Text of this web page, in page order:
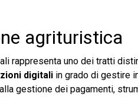
agrituristica
rappresenta uno dei tratti
digitali in grado di gestire
gestione dei pagamenti,